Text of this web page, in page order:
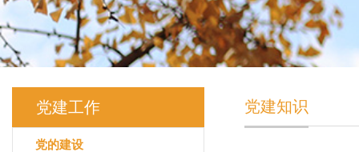
党建工作
党的建设
党建知识